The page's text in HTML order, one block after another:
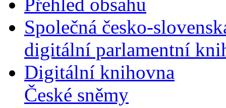
Přehled obsahu
Společná česko-
digitální parlamentní
Digitální knihovna
České sněmy